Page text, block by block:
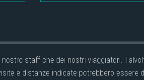
staff che dei nostri viaggiatori.
e distanze indicate potrebbero essere